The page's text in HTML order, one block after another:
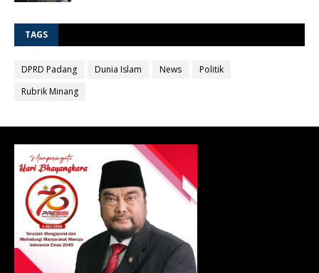
TAGS
DPRD Padang Dunia Islam News
Politik
Rubrik Minang